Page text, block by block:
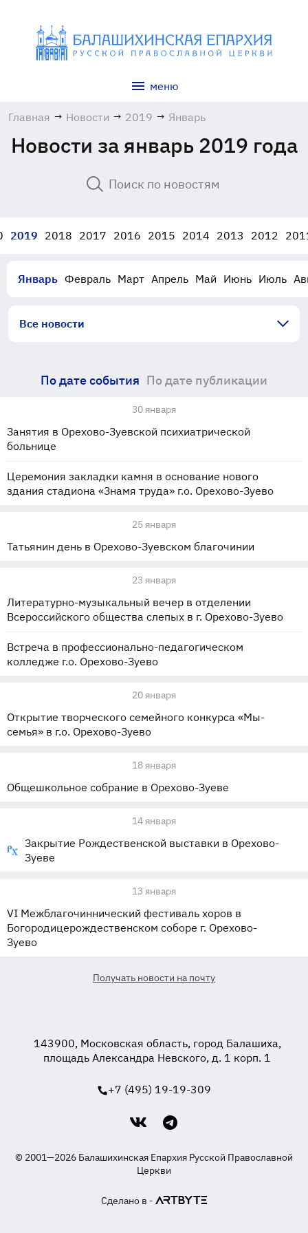
меню
Главная → Новости → 2019 → Январь
Новости за январь 2019 года
2019 2018 2017 2016 2015 2014 2013 2012
Январь Февраль Март Апрель Май Июнь Июль
Все новости
По дате события По дате публикации
30 января
Занятия в Орехово-Зуевской психиатрической
больнице
Церемония закладки камня в основание нового
здания стадиона «Знамя труда» г.о. Орехово-Зуево
25 января
Татьянин день в Орехово-Зуевском благочинии
23 января
Литературно-музыкальный вечер в отделении
Всероссийского общества слепых в г. Орехово-Зуево
Встреча в профессионально-педагогическом
колледже г.о. Орехово-Зуево
20 января
Открытие творческого семейного конкурса «Мы-
семья» в г.о. Орехово-Зуево
18 января
Общешкольное собрание в Орехово-Зуеве
14 января
Закрытие Рождественской выставки в Орехово-
Зуеве
13 января
VI Межблагочиннический фестиваль хоров в
Богородицерождественском соборе г. Орехово-
Зуево
Получать новости на почту
143900, Московская область, город Балашиха,
площадь Александра Невского, д. 1 корп. 1
+7 (495) 19-19-309
© 2001—2026 Балашихинская Епархия Русской Православной
Церкви
Сделано в -